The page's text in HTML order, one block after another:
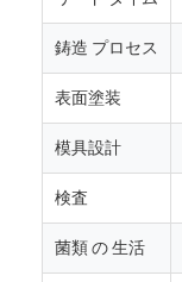
鋳造 プロセス
表面塗装
模具設計
検査
菌類 の 生活